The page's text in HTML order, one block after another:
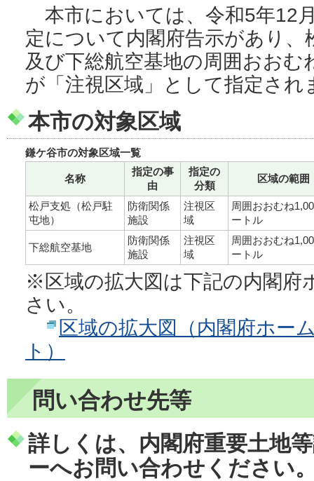
本市においては、令和5年12
定について内閣府告示があり、
及び下総航空基地の周囲おお
が「注視区域」として指定され
本市の対象区域
鎌ケ谷市の対象区域一覧
名称
指定の事
由
指定の
分類
区域の範囲
松戸支処（松戸駐
屯地）
防衛関係
施設
注視区
域
周囲おおむね
ートル
下総航空基地
防衛関係
施設
注視区
域
周囲おおむね
ートル
※区域の拡大図は下記の内閣府
さい。
区域の拡大図（内閣府ホー
ト）
問い合わせ先等
詳しくは、 内閣府重要土地
ーへお問い合わせください